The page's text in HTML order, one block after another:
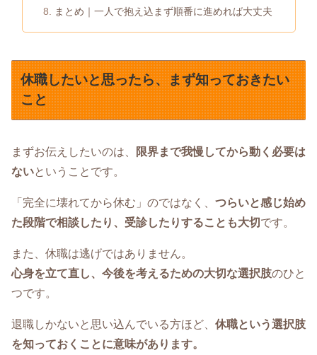
まとめ｜一人で抱え込まず順番に進めれば大丈夫
休職したいと思ったら、まず知っておきたい
こと
まずお伝えしたいのは、
限界まで我慢してから動く必要は
ないということです。
「完全に壊れてから休む」のではなく、 つらいと感じ始め
た段階で相談したり、受診したりすることも大切 です。
また、休職は逃げではありません。
心身を立て直し、今後を考えるための大切な選択肢のひと
つです。
退職しかないと思い込んでいる方ほど、 休職という選択肢
を知っておくことに意味があります。